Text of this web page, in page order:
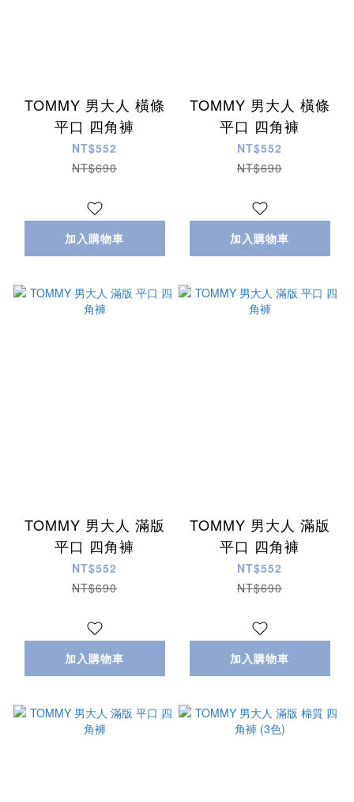
TOMMY 男大人 橫條
平口 四角褲
NT$552
NT$690
加入購物車
TOMMY 男大人 橫條
平口 四角褲
NT$552
NT$690
加入購物車
TOMMY 男大人 滿版
平口 四角褲
NT$552
NT$690
加入購物車
TOMMY 男大人 滿版
平口 四角褲
NT$552
NT$690
加入購物車